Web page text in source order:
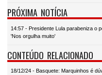
PRÓXIMA NOTÍCIA
14:57 - Presidente Lula parabeniza o
'Nos orgulha muito'
CONTEÚDO RELACIONADO
18/12/24 - Basquete: Marquinhos é